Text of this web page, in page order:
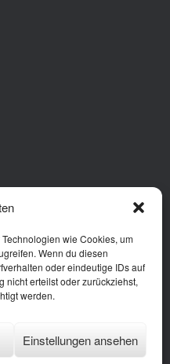
wie Cookies, um
Wenn du diesen
oder eindeutige IDs auf
nicht erteilst oder zurückziehst,
werden.
Einstellungen ansehen